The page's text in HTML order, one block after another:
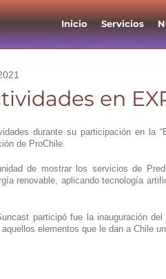
Inicio Servicios
en
durante su participación en la
de ProChile.
de mostrar los servicios de
renovable, aplicando tecnología
participó fue la inauguración
elementos que le dan a Chile